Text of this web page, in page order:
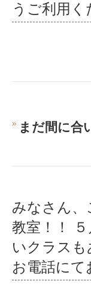
うご利用
まだ間に合
みなさん、
教室！！
いクラス
お電話にて